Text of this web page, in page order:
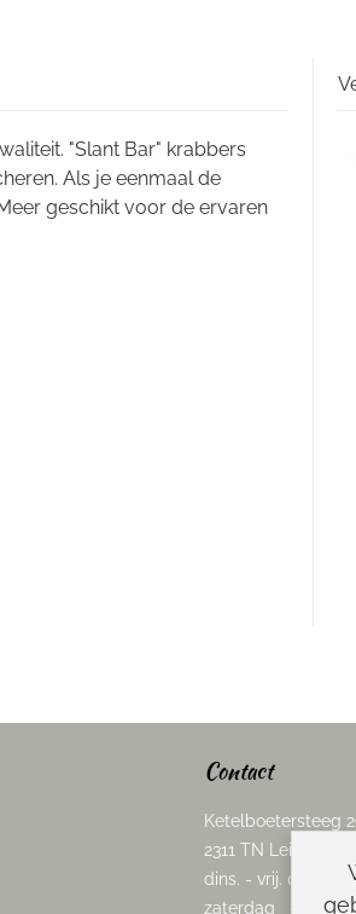
"Slant Bar" krabbers
Als je eenmaal de
geschikt voor de ervaren
Double
Contact
Ketelboetersteeg
2311 TN Leiden
dins. - vrij. 08.00 -
zaterdag 08.00 -